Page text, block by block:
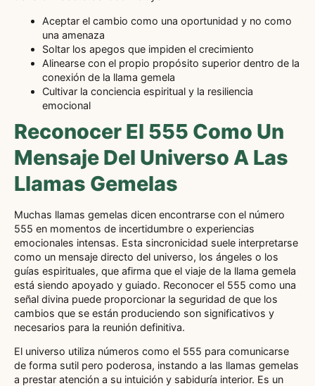
Aceptar el cambio como una oportunidad y no como
una amenaza
Soltar los apegos que impiden el crecimiento
Alinearse con el propio propósito superior dentro de la
conexión de la llama gemela
Cultivar la conciencia espiritual y la resiliencia
emocional
Reconocer El 555 Como Un
Mensaje Del Universo A Las
Llamas Gemelas
Muchas llamas gemelas dicen encontrarse con el número
555 en momentos de incertidumbre o experiencias
emocionales intensas. Esta sincronicidad suele interpretarse
como un mensaje directo del universo, los ángeles o los
guías espirituales, que afirma que el viaje de la llama gemela
está siendo apoyado y guiado. Reconocer el 555 como una
señal divina puede proporcionar la seguridad de que los
cambios que se están produciendo son significativos y
necesarios para la reunión definitiva.
El universo utiliza números como el 555 para comunicarse
de forma sutil pero poderosa, instando a las llamas gemelas
a prestar atención a su intuición y sabiduría interior. Es un